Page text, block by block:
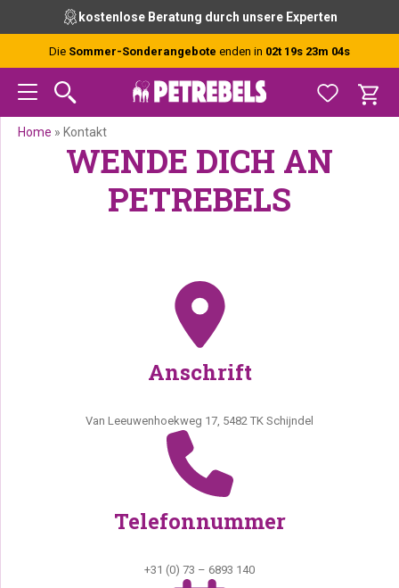
Hauptnavigation
content
kostenlose Beratung durch unsere Experten
Die Sommer-Sonderangebote enden in 02t 19s 23m 04s
Home » Kontakt
WENDE DICH AN
PETREBELS
Anschrift
Van Leeuwenhoekweg 17, 5482 TK Schijndel
Telefonnummer
+31 (0) 73 – 6893 140